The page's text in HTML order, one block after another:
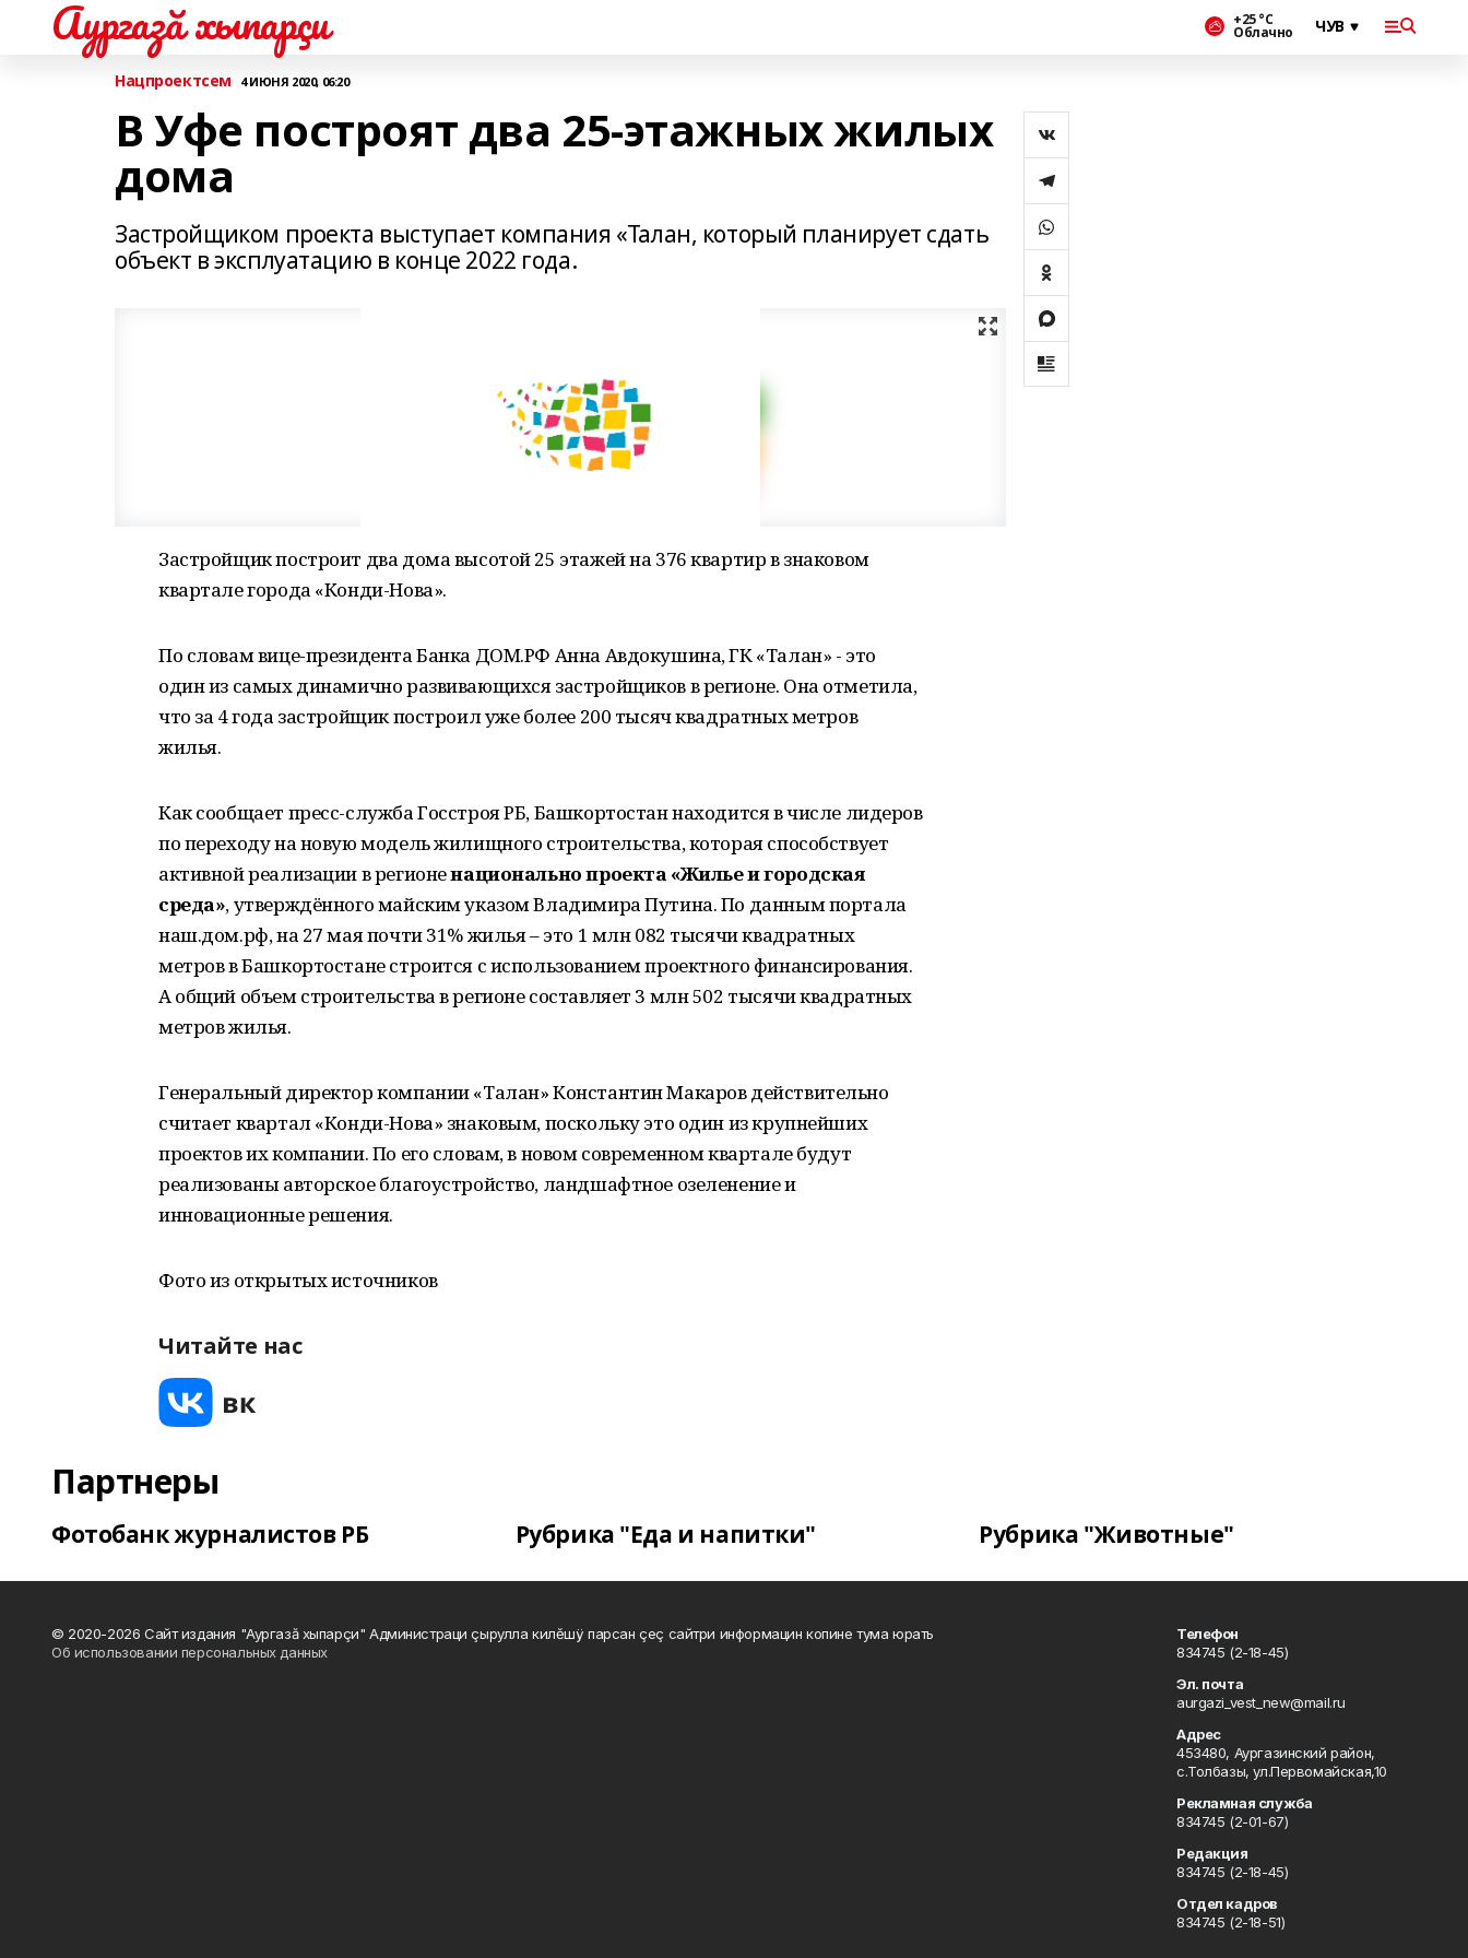
Аургазă хыпарçи +25 °С
Облачно
Нацпроектсем 4 ИЮНЯ 2020, 06:20
В Уфе построят два 25-этажных жилых
дома
Застройщиком проекта выступает компания «Талан, который планирует сдать
объект в эксплуатацию в конце 2022 года.
Застройщик построит два дома высотой 25 этажей на 376 квартир в знаковом
квартале города «Конди-Нова».
По словам вице-президента Банка ДОМ.РФ Анна Авдокушина, ГК «Талан» - это
один из самых динамично развивающихся застройщиков в регионе. Она отметила,
что за 4 года застройщик построил уже более 200 тысяч квадратных метров
жилья.
Как сообщает пресс-служба Госстроя РБ, Башкортостан находится в числе лидеров
по переходу на новую модель жилищного строительства, которая способствует
активной реализации в регионенационально проекта «Жилье и городская
среда», утверждённого майским указом Владимира Путина. По данным портала
наш.дом.рф, на 27 мая почти 31% жилья – это 1 млн 082 тысячи квадратных
метров в Башкортостане строится с использованием проектного финансирования.
А общий объем строительства в регионе составляет 3 млн 502 тысячи квадратных
метров жилья.
Генеральный директор компании «Талан» Константин Макаров действительно
считает квартал «Конди-Нова» знаковым, поскольку это один из крупнейших
проектов их компании. По его словам, в новом современном квартале будут
реализованы авторское благоустройство, ландшафтное озеленение и
инновационные решения.
Фото из открытых источников
Читайте нас
Партнеры
Фотобанк журналистов РБ Рубрика "Еда и напитки" Рубрика "Животные"
© 2020-2026 Сайт издания "Аургазă хыпарçи" Администраци çырулла килĕшÿ парсан çеç сайтри информацин копине тума юрать
Об использовании персональных данных
Телефон
834745 (2-18-45)
Эл. почта
aurgazi_vest_new@mail.ru
Адрес
453480, Аургазинский район,
с.Толбазы, ул.Первомайская,10
Рекламная служба
834745 (2-01-67)
Редакция
834745 (2-18-45)
Отдел кадров
834745 (2-18-51)